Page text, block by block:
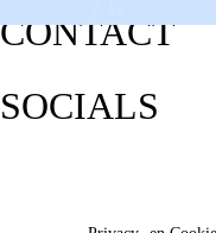
CONTACT
SOCIALS